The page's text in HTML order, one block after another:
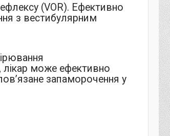
(VOR). Ефективно
з вестибулярним
лікар може ефективно
запаморочення у